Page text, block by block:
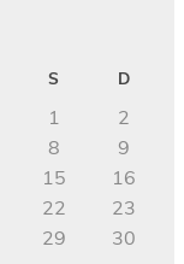
S D
1
2
8
9
15
16
22
23
29
30